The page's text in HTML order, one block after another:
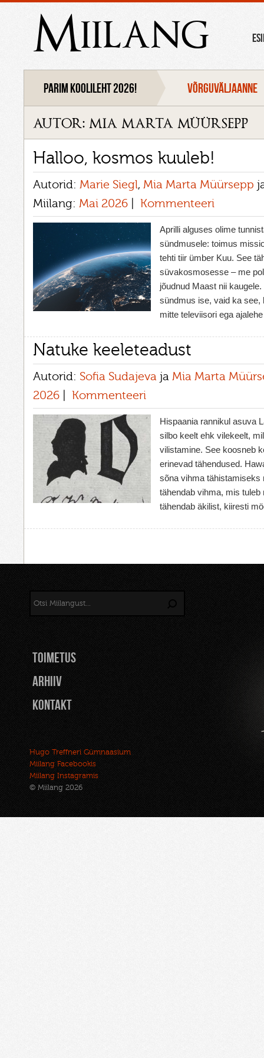
Miilang
Parim koolileht 2026! VÕRGUVÄLJAANNE
autor: mia marta müürsepp
Halloo, kosmos kuuleb!
Autorid: Marie Siegl, Mia Marta Müürsepp
Miilang: Mai 2026 Kommenteeri
Aprilli alguses olime
sündmusele: toimus
tehti tiir ümber Kuu. See
süvakosmosesse – me
jõudnud Maast nii
sündmus ise, vaid ka
mitte televiisori ega
Natuke keeleteadust
Autorid: Sofia Sudajeva ja Mia Marta
2026
Kommenteeri
Hispaania rannikul asuva
silbo keelt ehk vilekeelt,
vilistamine. See koosneb
erinevad tähendused.
sõna vihma tähistamiseks
tähendab vihma, mis tuleb
tähendab äkilist, kiiresti
TOIMETUS
Arhiiv
Kontakt
Hugo Treffneri Gümnaasium
Miilang Facebookis
Miilang Instagramis
© Miilang 2026